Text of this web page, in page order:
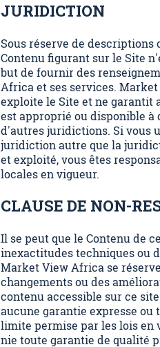
JURIDICTION
Sous réserve de descriptions
Contenu figurant sur le Site
but de fournir des
Africa et ses services.
exploite le Site et ne garantit
est approprié ou disponible
d'autres juridictions. Si vous
juridiction autre que la
et exploité, vous êtes
locales en vigueur.
CLAUSE DE NON-
Il se peut que le Contenu de
inexactitudes techniques ou
Market View Africa se
changements ou des
contenu accessible sur ce
aucune garantie expresse ou
limite permise par les lois en
nie toute garantie de qualité